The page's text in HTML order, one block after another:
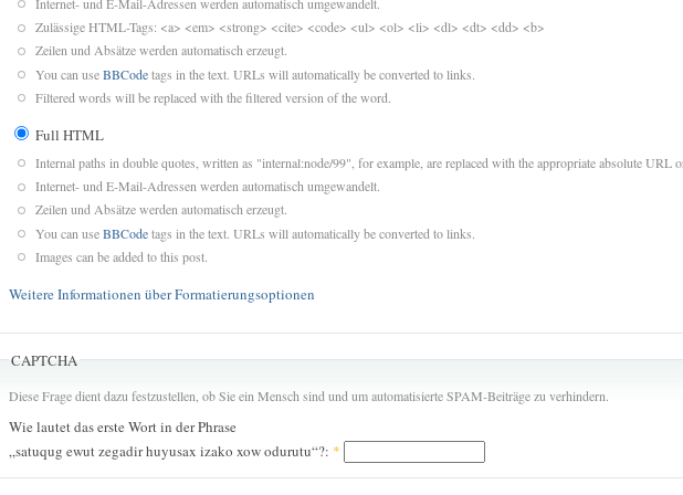
Zulässige HTML-Tags: <a> <em> <strong> <cite> <code> <ul> <ol> <li> <dl> <dt> <dd> <b>
Zeilen und Absätze werden automatisch erzeugt.
You can useBBCodetags in the text. URLs will automatically be converted to links.
Filtered words will be replaced with the filtered version of the word.
Full HTML
Internal paths in double quotes, written as "internal:node/99", for example, are replaced with the appropriate absolute URL
Internet- und E-Mail-Adressen werden automatisch umgewandelt.
Zeilen und Absätze werden automatisch erzeugt.
You can useBBCodetags in the text. URLs will automatically be converted to links.
Images can be added to this post.
Weitere Informationen über Formatierungsoptionen
CAPTCHA
Diese Frage dient dazu festzustellen, ob Sie ein Mensch sind und um automatisierte SPAM-Beiträge zu verhindern.
Wie lautet das erste Wort in der Phrase
„satuqug ewut zegadir huyusax izako xow odurutu“?: *